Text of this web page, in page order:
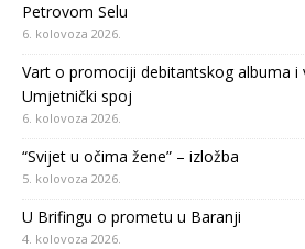
Petrovom Selu
6. kolovoza 2026.
Vart o promociji debitantskog albuma i
Umjetnički spoj
6. kolovoza 2026.
“Svijet u očima žene” – izložba
5. kolovoza 2026.
U Brifingu o prometu u Baranji
4. kolovoza 2026.